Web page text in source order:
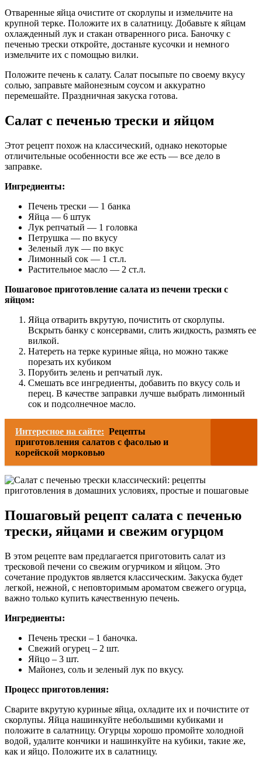
Отваренные яйца очистите от скорлупы и измельчите на
крупной терке. Положите их в салатницу. Добавьте к яйцам
охлажденный лук и стакан отваренного риса. Баночку с
печенью трески откройте, достаньте кусочки и немного
измельчите их с помощью вилки.
Положите печень к салату. Салат посыпьте по своему вкусу
солью, заправьте майонезным соусом и аккуратно
перемешайте. Праздничная закуска готова.
Салат с печенью трески и яйцом
Этот рецепт похож на классический, однако некоторые
отличительные особенности все же есть — все дело в
заправке.
Ингредиенты:
Печень трески — 1 банка
Яйца — 6 штук
Лук репчатый — 1 головка
Петрушка — по вкусу
Зеленый лук — по вкус
Лимонный сок — 1 ст.л.
Растительное масло — 2 ст.л.
Пошаговое приготовление салата из печени трески с
яйцом:
Яйца отварить вкрутую, почистить от скорлупы.
Вскрыть банку с консервами, слить жидкость, размять ее
вилкой.
Натереть на терке куриные яйца, но можно также
порезать их кубиком
Порубить зелень и репчатый лук.
Смешать все ингредиенты, добавить по вкусу соль и
перец. В качестве заправки лучше выбрать лимонный
сок и подсолнечное масло.
Интересное на сайте: Рецепты
приготовления салатов с фасолью и
корейской морковью
Пошаговый рецепт салата с печенью
трески, яйцами и свежим огурцом
В этом рецепте вам предлагается приготовить салат из
тресковой печени со свежим огурчиком и яйцом. Это
сочетание продуктов является классическим. Закуска будет
легкой, нежной, с неповторимым ароматом свежего огурца,
важно только купить качественную печень.
Ингредиенты:
Печень трески – 1 баночка.
Свежий огурец – 2 шт.
Яйцо – 3 шт.
Майонез, соль и зеленый лук по вкусу.
Процесс приготовления:
Сварите вкрутую куриные яйца, охладите их и почистите от
скорлупы. Яйца нашинкуйте небольшими кубиками и
положите в салатницу. Огурцы хорошо промойте холодной
водой, удалите кончики и нашинкуйте на кубики, такие же,
как и яйцо. Положите их в салатницу.